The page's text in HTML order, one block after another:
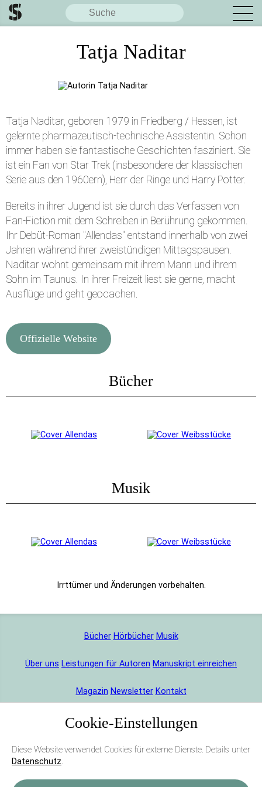
Tatja Naditar
Tatja Naditar, geboren 1979 in Friedberg / Hessen, ist
gelernte pharmazeutisch-technische Assistentin. Schon
immer haben sie fantastische Geschichten fasziniert. Sie
ist ein Fan von Star Trek (insbesondere der klassischen
Serie aus den 1960ern), Herr der Ringe und Harry Potter.
Bereits in ihrer Jugend ist sie durch das Verfassen von
Fan-Fiction mit dem Schreiben in Berührung gekommen.
Ihr Debüt-Roman "Allendas" entstand innerhalb von zwei
Jahren während ihrer zweistündigen Mittagspausen.
Naditar wohnt gemeinsam mit ihrem Mann und ihrem
Sohn im Taunus. In ihrer Freizeit liest sie gerne, macht
Ausflüge und geht geocachen.
Offizielle Website
Bücher
Musik
Bücher Hörbücher Musik
Über uns Leistungen für Autoren Manuskript einreichen
Magazin Newsletter Kontakt
Cookie-Einstellungen
Diese Website verwendet Cookies für externe Dienste. Details unter
Datenschutz.